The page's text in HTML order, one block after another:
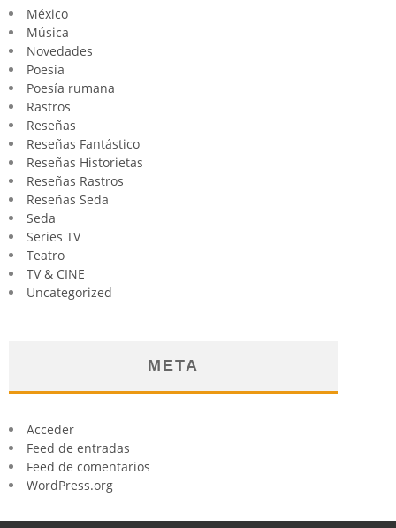
México
Música
Novedades
Poesia
Poesía rumana
Rastros
Reseñas
Reseñas Fantástico
Reseñas Historietas
Reseñas Rastros
Reseñas Seda
Seda
Series TV
Teatro
TV & CINE
Uncategorized
META
Acceder
Feed de entradas
Feed de comentarios
WordPress.org